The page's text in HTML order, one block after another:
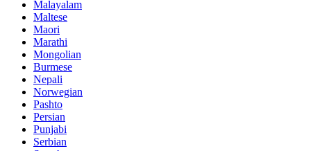
Malayalam
Maltese
Maori
Marathi
Mongolian
Burmese
Nepali
Norwegian
Pashto
Persian
Punjabi
Serbian